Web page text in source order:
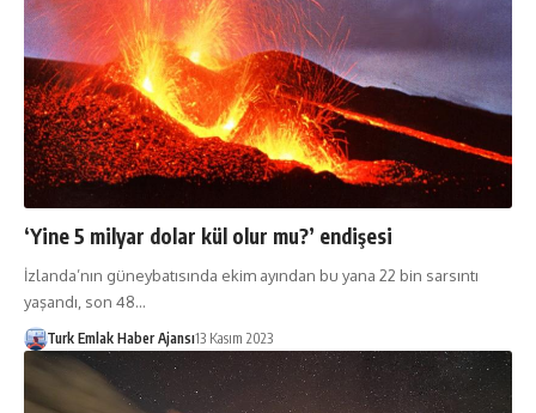
‘Yine 5 milyar dolar kül olur mu?’ endişesi
İzlanda’nın güneybatısında ekim ayından bu yana 22 bin sarsıntı
yaşandı, son 48…
Turk Emlak Haber Ajansı13 Kasım 2023